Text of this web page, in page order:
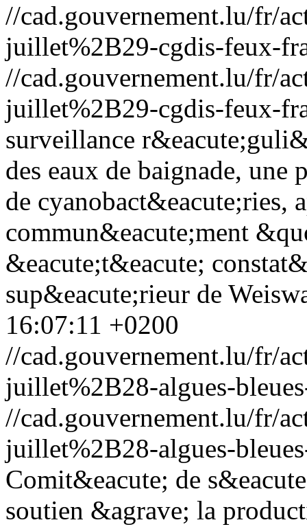
//cad.gouvernement.lu/fr/
juillet%2B29-cgdis-feux-
//cad.gouvernement.lu/fr/
juillet%2B29-cgdis-feux-
surveillance
des eaux de baignade,
de cyanobact&eacute;ries,
commun&eacute;ment
&eacute;t&eacute;
sup&eacute;rieur de
16:07:11 +0200
//cad.gouvernement.lu/fr/
juillet%2B28-algues-
//cad.gouvernement.lu/fr/
juillet%2B28-algues-
Comit&eacute; de
soutien &agrave; la